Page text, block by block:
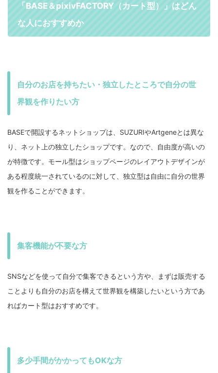
「BASE＆pixivFACTORY（カート型）」はどん
な人におすすめか
自分のお店を持ちたい・独立したところで自分の世
界観を作りたい方
BASEで開設するネットショップは、SUZURIやArtgeneとは異な
り、ネット上の独立したショップです。なので、自由度が高いの
が特徴です。モール型はショップページのレイアウトデザインが
ある程度統一されているのに対して、独立型は自由に自分の世界
観を作ることができます。
集客機能が不要な方
SNSなどを使って自分で集客できるという方や、まずは販売する
ことよりも自分のお店を構えて世界観を構築したいという方であ
ればカート型はおすすめです。
多少手間がかかってもOKな方